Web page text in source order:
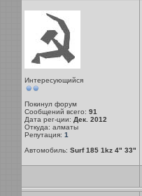
Интересующийся
Покинул форум
Сообщений всего: 91
Дата рег-ции: Дек. 2012
Откуда: алматы
Репутация: 1
Автомобиль: Surf 185 1kz 4" 33"